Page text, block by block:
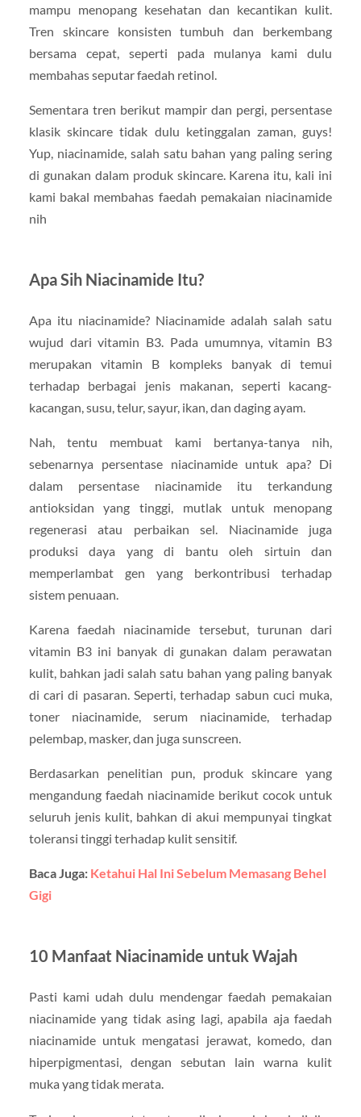
mampu menopang kesehatan dan kecantikan kulit.
Tren skincare konsisten tumbuh dan berkembang
bersama cepat, seperti pada mulanya kami dulu
membahas seputar faedah retinol.
Sementara tren berikut mampir dan pergi, persentase
klasik skincare tidak dulu ketinggalan zaman, guys!
Yup, niacinamide, salah satu bahan yang paling sering
di gunakan dalam produk skincare. Karena itu, kali ini
kami bakal membahas faedah pemakaian niacinamide
nih
Apa Sih Niacinamide Itu?
Apa itu niacinamide? Niacinamide adalah salah satu
wujud dari vitamin B3. Pada umumnya, vitamin B3
merupakan vitamin B kompleks banyak di temui
terhadap berbagai jenis makanan, seperti kacang-
kacangan, susu, telur, sayur, ikan, dan daging ayam.
Nah, tentu membuat kami bertanya-tanya nih,
sebenarnya persentase niacinamide untuk apa? Di
dalam persentase niacinamide itu terkandung
antioksidan yang tinggi, mutlak untuk menopang
regenerasi atau perbaikan sel. Niacinamide juga
produksi daya yang di bantu oleh sirtuin dan
memperlambat gen yang berkontribusi terhadap
sistem penuaan.
Karena faedah niacinamide tersebut, turunan dari
vitamin B3 ini banyak di gunakan dalam perawatan
kulit, bahkan jadi salah satu bahan yang paling banyak
di cari di pasaran. Seperti, terhadap sabun cuci muka,
toner niacinamide, serum niacinamide, terhadap
pelembap, masker, dan juga sunscreen.
Berdasarkan penelitian pun, produk skincare yang
mengandung faedah niacinamide berikut cocok untuk
seluruh jenis kulit, bahkan di akui mempunyai tingkat
toleransi tinggi terhadap kulit sensitif.
Baca Juga: Ketahui Hal Ini Sebelum Memasang Behel
Gigi
10 Manfaat Niacinamide untuk Wajah
Pasti kami udah dulu mendengar faedah pemakaian
niacinamide yang tidak asing lagi, apabila aja faedah
niacinamide untuk mengatasi jerawat, komedo, dan
hiperpigmentasi, dengan sebutan lain warna kulit
muka yang tidak merata.